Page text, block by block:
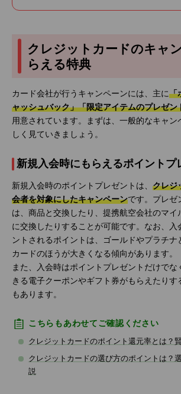
クレジットカードのキャ
らえる特典
カード会社が行うキャンペーンには、主に「
ャッシュバック」「限定アイテムのプレゼン
用意されています。まずは、一般的なキャン
しく見ていきましょう。
新規入会時にもらえるポイントプ
新規入会時のポイントプレゼントは、 クレジ
会者を対象にしたキャンペーンです。プレゼ
は、商品と交換したり、提携航空会社のマイ
に交換したりすることが可能です。なお、入
ントされるポイントは、ゴールドやプラチナ
カードのほうが大きくなる傾向があります。
また、入会時はポイントプレゼントだけでな
きる電子クーポンやギフト券がもらえたりす
もあります。
こちらもあわせてご確認ください
クレジットカードのポイント還元率とは？
クレジットカードの選び方のポイントは？
説